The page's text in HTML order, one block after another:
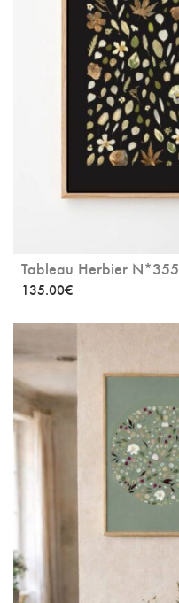
Tableau Herbier N*355
135.00€